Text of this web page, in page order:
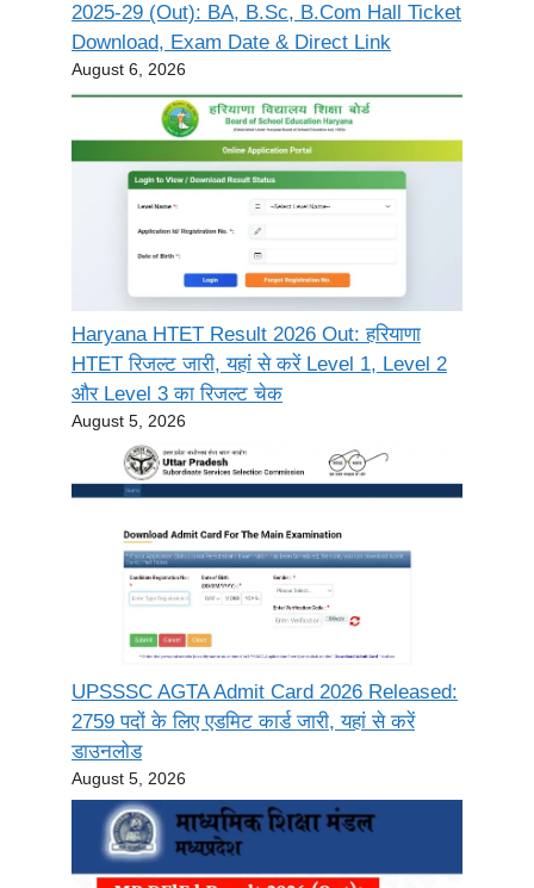
2025-29 (Out): BA, B.Sc, B.Com Hall Ticket
Download, Exam Date & Direct Link
August 6, 2026
Haryana HTET Result 2026 Out: हरियाणा
HTET रिजल्ट जारी, यहां से करें Level 1, Level 2
और Level 3 का रिजल्ट चेक
August 5, 2026
UPSSSC AGTA Admit Card 2026 Released:
2759 पदों के लिए एडमिट कार्ड जारी, यहां से करें
डाउनलोड
August 5, 2026